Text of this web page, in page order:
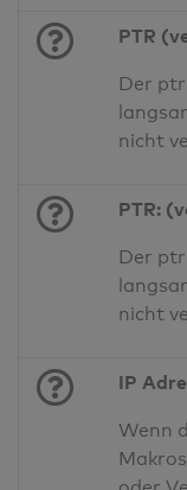
PTR
Der
nicht
PTR:
Der
nicht
IP
Wenn